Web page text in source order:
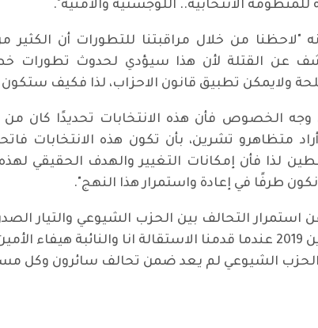
للمنظومة الانتخابية.. اللوجستية والامنية".
"لاحظنا من خلال مراقبتنا للتطورات أن
عن القتلة لأن هذا سيؤدي لحدوث تطورات
ولايمكن تطبيق قانون الاحزاب، لذا فكيف ستكون
وجه الخصوص فأن هذه الانتخابات تحديدًا كان من
متظاهرو تشرين، بأن تكون هذه الانتخابات
لذا فأن إمكانات التغيير والهدف الحقيقي
طرفًا في إعادة واستمرار هذا النهج".
استمرار التحالف بين الحزب الشيوعي والتيار
إنهاؤه منذ تشرين 2019 عندما قدمنا الاستقالة انا
الحزب الشيوعي لم يعد ضمن تحالف سائرون وكل